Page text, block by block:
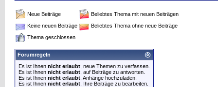
Neue Beiträge
Beliebtes Thema mit neuen Beiträgen
Keine neuen Beiträge
Beliebtes Thema ohne neue Beiträge
Thema geschlossen
Forumregeln
Es ist Ihnen nicht erlaubt , neue Themen zu verfassen.
Es ist Ihnen nicht erlaubt , auf Beiträge zu antworten.
Es ist Ihnen nicht erlaubt , Anhänge hochzuladen.
Es ist Ihnen nicht erlaubt , Ihre Beiträge zu bearbeiten.